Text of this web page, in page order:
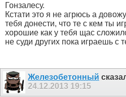
Гонзалесу.
Кстати это я не агрюсь а
тебя донести, что те с кем ты
хорошие как у тебя щас
не суди других пока играешь с
Железобетонный
24.12.2013 19:15